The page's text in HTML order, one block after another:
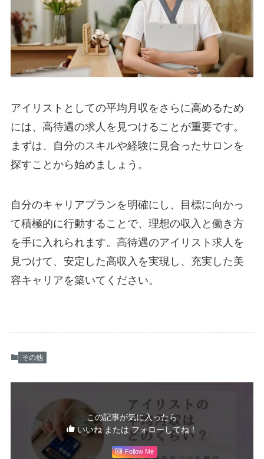
アイリストとしての平均月収をさらに高めるため
には、高待遇の求人を見つけることが重要です。
まずは、自分のスキルや経験に見合ったサロンを
探すことから始めましょう。
自分のキャリアプランを明確にし、目標に向かっ
て積極的に行動することで、理想の収入と働き方
を手に入れられます。高待遇のアイリスト求人を
見つけて、安定した高収入を実現し、充実した美
容キャリアを築いてください。
その他
この記事が気に入ったら
いいね または フォローしてね！
Follow Me